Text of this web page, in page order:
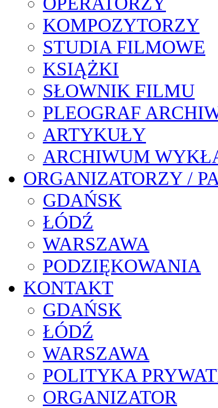
KOMPOZYTORZY
STUDIA FILMOWE
KSIĄŻKI
SŁOWNIK FILMU
PLEOGRAF
ARTYKUŁY
ARCHIWUM
ORGANIZATORZY /
GDAŃSK
ŁÓDŹ
WARSZAWA
PODZIĘKOWANIA
KONTAKT
GDAŃSK
ŁÓDŹ
WARSZAWA
POLITYKA
ORGANIZATOR